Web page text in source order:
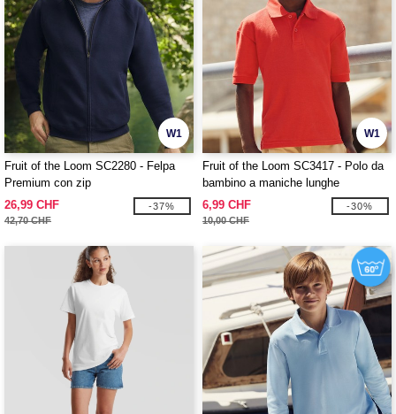
W1
Fruit of the Loom SC2280 - Felpa
Premium con zip
26,99 CHF
42,70 CHF
-37%
W1
Fruit of the Loom SC3417 - Polo da
bambino a maniche lunghe
6,99 CHF
10,00 CHF
-30%